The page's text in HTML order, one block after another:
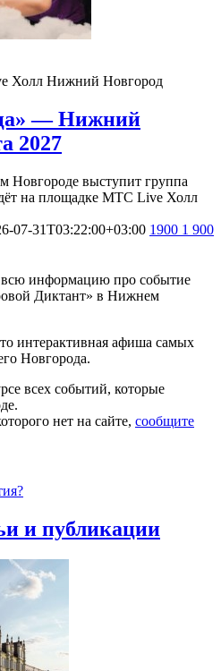
Холл Нижний Новгород
— Нижний
2027
Новгороде выступит группа
на площадке МТС Live Холл
07-31T03:22:00+03:00 1900 1 900
информацию про событие
Диктант» в Нижнем
интерактивная афиша самых
Новгорода.
всех событий, которые
нет на сайте, сообщите
и публикации